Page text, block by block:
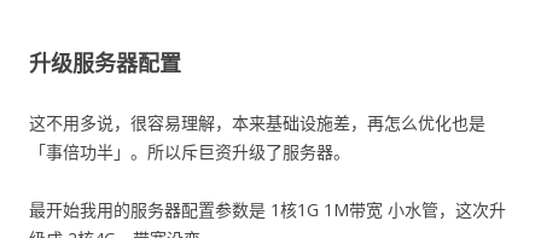
升级服务器配置
这不用多说，很容易理解，本来基础设施差，再怎么优化也是
「事倍功半」。所以斥巨资升级了服务器。
最开始我用的服务器配置参数是 1核1G 1M带宽 小水管，这次升